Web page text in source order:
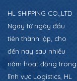
HL SHIPPING CO.,LTD
Ngay từ ngày đầu
tiên thành lập, cho
đến nay sau nhiều
năm hoạt động trong
lĩnh vực Logistics, HL